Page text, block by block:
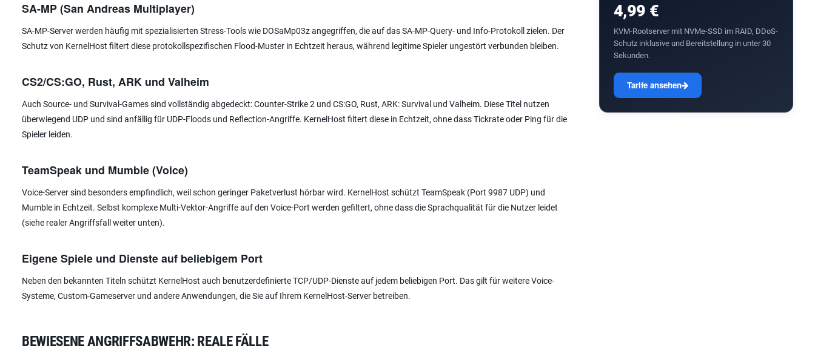
SA-MP (San Andreas Multiplayer)
SA-MP-Server werden häufig mit spezialisierten Stress-Tools wie DOSaMp03z angegriffen, die auf das SA-MP-Query- und Info-Protokoll zielen. Der
Schutz von KernelHost filtert diese protokollspezifischen Flood-Muster in Echtzeit heraus, während legitime Spieler ungestört verbunden bleiben.
CS2/CS:GO, Rust, ARK und Valheim
Auch Source- und Survival-Games sind vollständig abgedeckt: Counter-Strike 2 und CS:GO, Rust, ARK: Survival und Valheim. Diese Titel nutzen
überwiegend UDP und sind anfällig für UDP-Floods und Reflection-Angriffe. KernelHost filtert diese in Echtzeit, ohne dass Tickrate oder Ping für die
Spieler leiden.
TeamSpeak und Mumble (Voice)
Voice-Server sind besonders empfindlich, weil schon geringer Paketverlust hörbar wird. KernelHost schützt TeamSpeak (Port 9987 UDP) und
Mumble in Echtzeit. Selbst komplexe Multi-Vektor-Angriffe auf den Voice-Port werden gefiltert, ohne dass die Sprachqualität für die Nutzer leidet
(siehe realer Angriffsfall weiter unten).
Eigene Spiele und Dienste auf beliebigem Port
Neben den bekannten Titeln schützt KernelHost auch benutzerdefinierte TCP/UDP-Dienste auf jedem beliebigen Port. Das gilt für weitere Voice-
Systeme, Custom-Gameserver und andere Anwendungen, die Sie auf Ihrem KernelHost-Server betreiben.
BEWIESENE ANGRIFFSABWEHR: REALE FÄLLE
4,99 €
KVM-Rootserver mit NVMe-SSD im RAID, DDoS-
Schutz inklusive und Bereitstellung in unter 30
Sekunden.
Tarife ansehen